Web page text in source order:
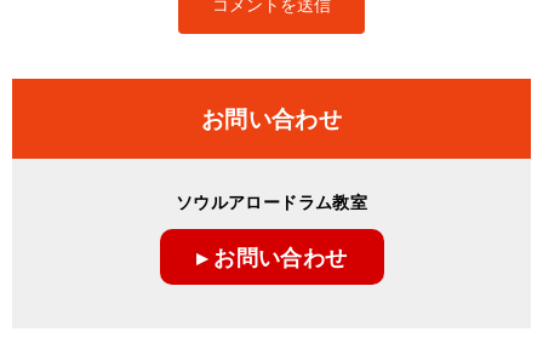
お問い合わせ
ソウルアロードラム教室
▸ お問い合わせ